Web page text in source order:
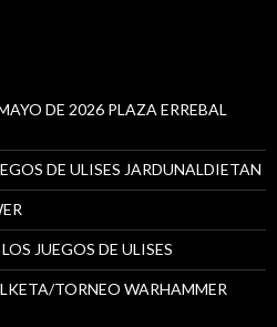
DE 2026 PLAZA ERREBAL
DE ULISES JARDUNALDIETAN
JUEGOS DE ULISES
TORNEO WARHAMMER